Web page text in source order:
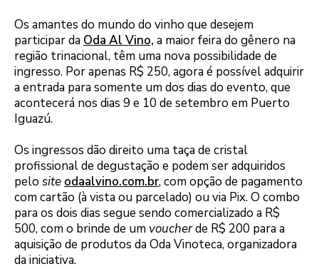
Os amantes do mundo do vinho que desejem
participar da Oda Al Vino, a maior feira do gênero na
região trinacional, têm uma nova possibilidade de
ingresso. Por apenas R$ 250, agora é possível adquirir
a entrada para somente um dos dias do evento, que
acontecerá nos dias 9 e 10 de setembro em Puerto
Iguazú.
Os ingressos dão direito uma taça de cristal
profissional de degustação e podem ser adquiridos
pelo site odaalvino.com.br, com opção de pagamento
com cartão (à vista ou parcelado) ou via Pix. O combo
para os dois dias segue sendo comercializado a R$
500, com o brinde de um voucherde R$ 200 para a
aquisição de produtos da Oda Vinoteca, organizadora
da iniciativa.